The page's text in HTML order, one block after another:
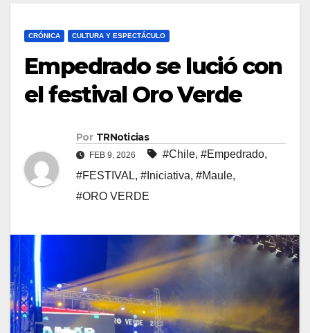
CRÓNICA CULTURA Y ESPECTÁCULO
Empedrado se lució con
el festival Oro Verde
Por TRNoticias
FEB 9, 2026 #Chile, #Empedrado,
#FESTIVAL, #Iniciativa, #Maule,
#ORO VERDE